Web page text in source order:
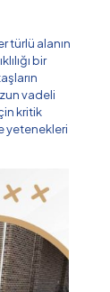
türlü alanın
bir
vadeli
kritik
yetenekleri